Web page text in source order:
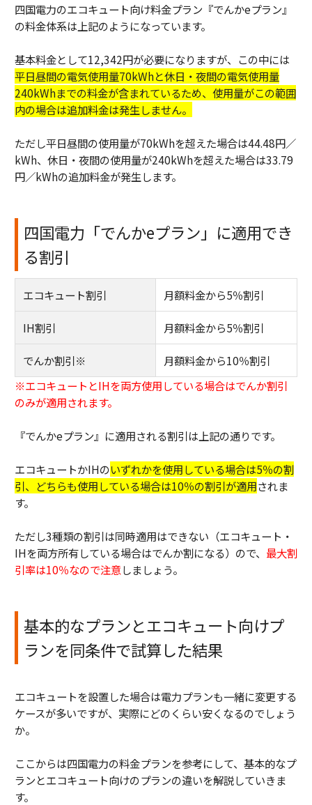
四国電力のエコキュート向け料金プラン『でんかeプラン』
の料金体系は上記のようになっています。
基本料金として12,342円が必要になりますが、この中には
平日昼間の電気使用量70kWhと休日・夜間の電気使用量
240kWhまでの料金が含まれているため、使用量がこの範囲
内の場合は追加料金は発生しません。
ただし平日昼間の使用量が70kWhを超えた場合は44.48円／
kWh、休日・夜間の使用量が240kWhを超えた場合は33.79
円／kWhの追加料金が発生します。
四国電力「でんかeプラン」に適用でき
る割引
エコキュート割引 月額料金から5％割引
IH割引 月額料金から5％割引
でんか割引※
月額料金から10％割引
※エコキュートとIHを両方使用している場合はでんか割引
のみが適用されます。
『でんかeプラン』に適用される割引は上記の通りです。
エコキュートかIHのいずれかを使用している場合は5％の割
引、どちらも使用している場合は10％の割引が適用されま
す。
ただし3種類の割引は同時適用はできない（エコキュート・
IHを両方所有している場合はでんか割になる）ので、 最大割
引率は10％なので注意しましょう。
基本的なプランとエコキュート向けプ
ランを同条件で試算した結果
エコキュートを設置した場合は電力プランも一緒に変更する
ケースが多いですが、実際にどのくらい安くなるのでしょう
か。
ここからは四国電力の料金プランを参考にして、基本的なプ
ランとエコキュート向けのプランの違いを解説していきま
す。